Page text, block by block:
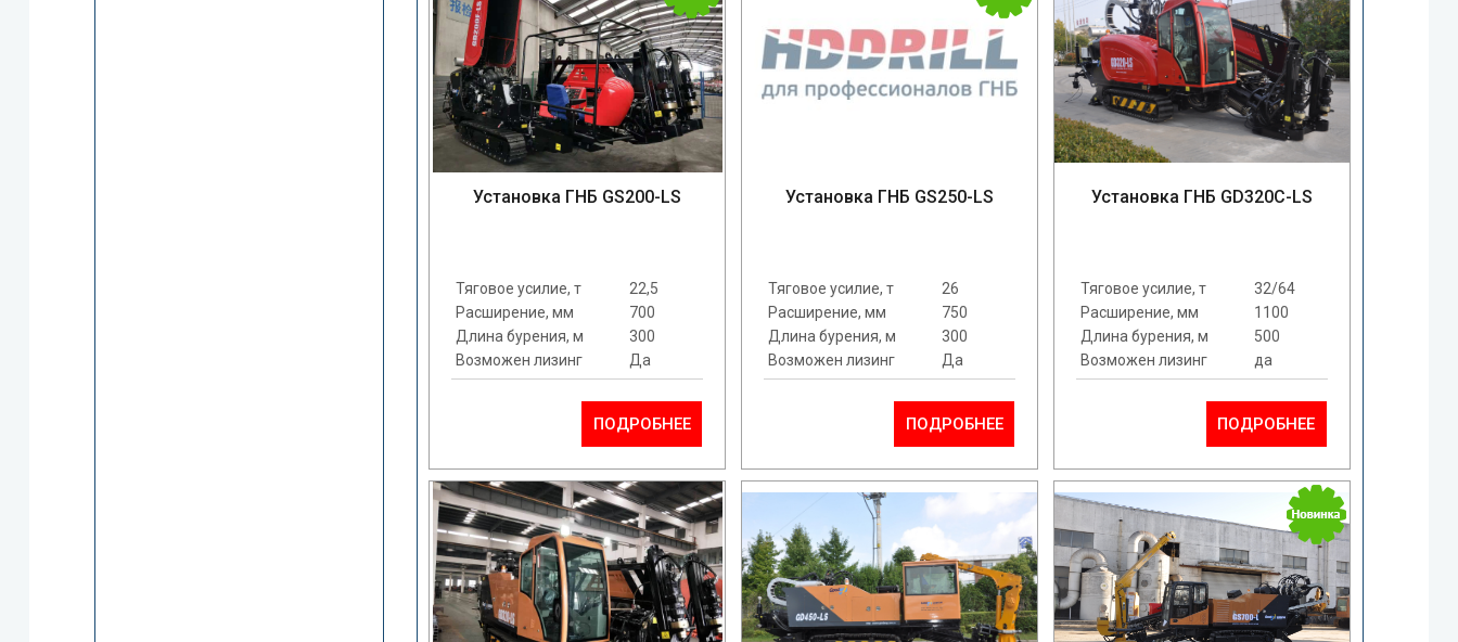
Установка ГНБ GS200-LS
Тяговое усилие, т
22,5
Расширение, мм
700
Длина бурения, м
300
Возможен лизинг
Да
ПОДРОБНЕЕ
Установка ГНБ GS250-LS
Тяговое усилие, т
26
Расширение, мм
750
Длина бурения, м
300
Возможен лизинг
Да
ПОДРОБНЕЕ
Установка ГНБ GD320C-LS
Тяговое усилие, т
32/64
Расширение, мм
1100
Длина бурения, м
500
Возможен лизинг
да
ПОДРОБНЕЕ